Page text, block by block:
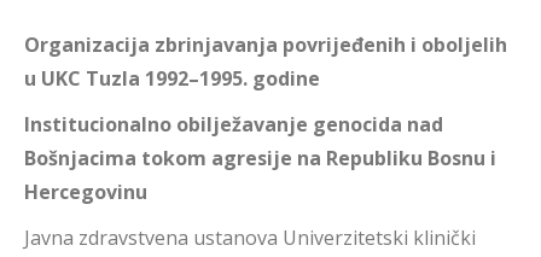
Organizacija zbrinjavanja povrijeđenih i oboljelih
u UKC Tuzla 1992–1995. godine
Institucionalno obilježavanje genocida nad
Bošnjacima tokom agresije na Republiku Bosnu i
Hercegovinu
Javna zdravstvena ustanova Univerzitetski klinički